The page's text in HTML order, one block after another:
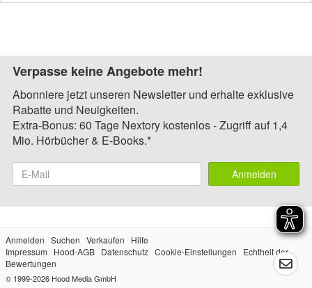
Verpasse keine Angebote mehr!
Abonniere jetzt unseren Newsletter und erhalte exklusive
Rabatte und Neuigkeiten.
Extra-Bonus: 60 Tage Nextory kostenlos - Zugriff auf 1,4
Mio. Hörbücher & E-Books.*
Anmelden
Anmelden Suchen Verkaufen
Hilfe
Impressum
Hood-AGB Datenschutz Cookie-Einstellungen
Echtheit der
Bewertungen
© 1999-2026 Hood Media GmbH